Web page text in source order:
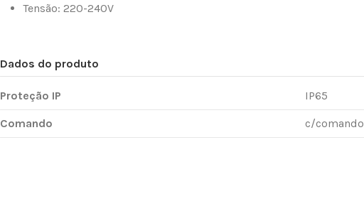
Tensão: 220-240V
Dados do produto
Proteção IP IP65
Comando c/comando